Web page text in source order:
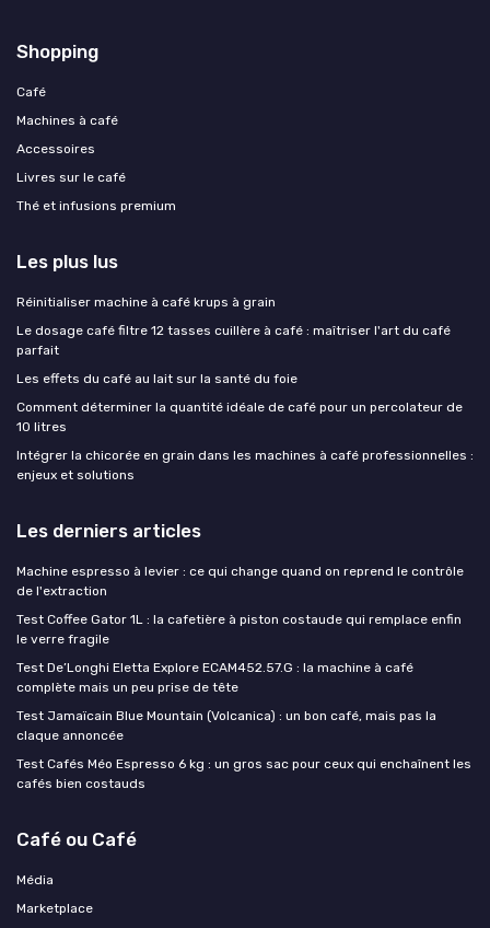
Shopping
Café
Machines à café
Accessoires
Livres sur le café
Thé et infusions premium
Les plus lus
Réinitialiser machine à café krups à grain
Le dosage café filtre 12 tasses cuillère à café : maîtriser l'art du café
parfait
Les effets du café au lait sur la santé du foie
Comment déterminer la quantité idéale de café pour un percolateur de
10 litres
Intégrer la chicorée en grain dans les machines à café professionnelles :
enjeux et solutions
Les derniers articles
Machine espresso à levier : ce qui change quand on reprend le contrôle
de l'extraction
Test Coffee Gator 1L : la cafetière à piston costaude qui remplace enfin
le verre fragile
Test De’Longhi Eletta Explore ECAM452.57.G : la machine à café
complète mais un peu prise de tête
Test Jamaïcain Blue Mountain (Volcanica) : un bon café, mais pas la
claque annoncée
Test Cafés Méo Espresso 6 kg : un gros sac pour ceux qui enchaînent les
cafés bien costauds
Café ou Café
Média
Marketplace